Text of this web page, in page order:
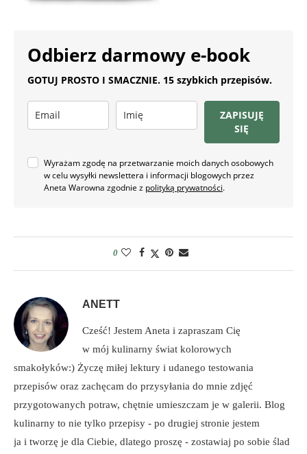
Odbierz darmowy e-book
GOTUJ PROSTO I SMACZNIE. 15 szybkich przepisów.
ZAPISUJĘ
SIĘ
Wyrażam zgodę na przetwarzanie moich danych osobowych
w celu wysyłki newslettera i informacji blogowych przez
Aneta Warowna zgodnie z polityką prywatności.
0
ANETT
Cześć! Jestem Aneta i zapraszam Cię
w mój kulinarny świat kolorowych
smakołyków:) Życzę miłej lektury i udanego testowania
przepisów oraz zachęcam do przysyłania do mnie zdjęć
przygotowanych potraw, chętnie umieszczam je w galerii. Blog
kulinarny to nie tylko przepisy - po drugiej stronie jestem
ja i tworzę je dla Ciebie, dlatego proszę - zostawiaj po sobie ślad